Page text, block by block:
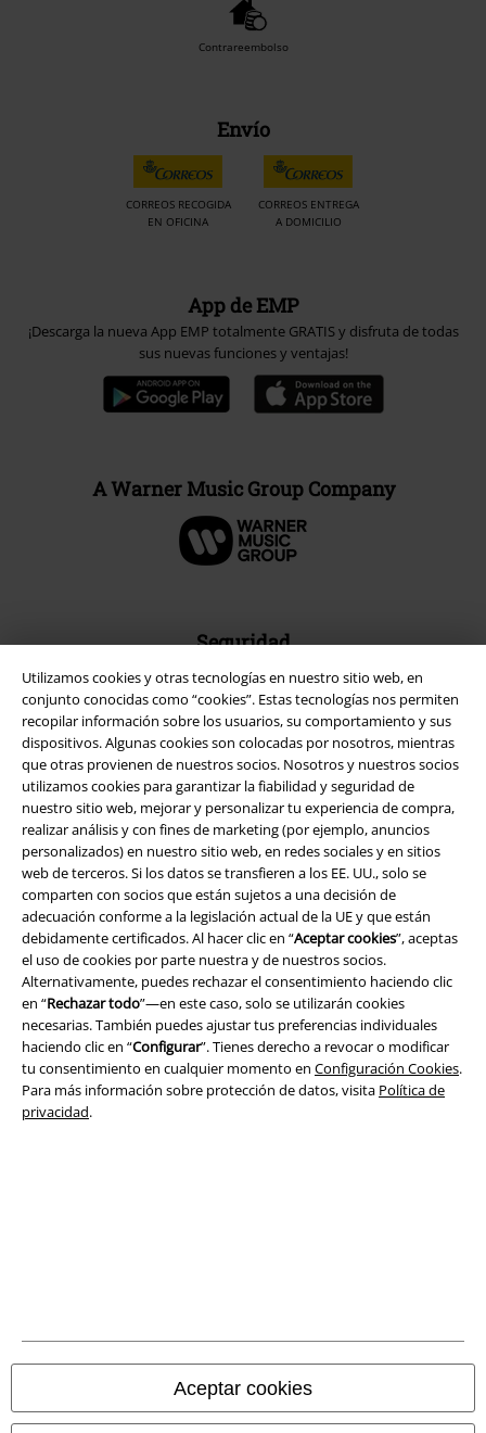
Utilizamos cookies y otras tecnologías en nuestro sitio web, en
conjunto conocidas como “cookies”. Estas tecnologías nos permiten
recopilar información sobre los usuarios, su comportamiento y sus
dispositivos. Algunas cookies son colocadas por nosotros, mientras
que otras provienen de nuestros socios. Nosotros y nuestros socios
utilizamos cookies para garantizar la fiabilidad y seguridad de
nuestro sitio web, mejorar y personalizar tu experiencia de compra,
realizar análisis y con fines de marketing (por ejemplo, anuncios
personalizados) en nuestro sitio web, en redes sociales y en sitios
web de terceros. Si los datos se transfieren a los EE. UU., solo se
comparten con socios que están sujetos a una decisión de
adecuación conforme a la legislación actual de la UE y que están
debidamente certificados. Al hacer clic en “Aceptar cookies”, aceptas
el uso de cookies por parte nuestra y de nuestros socios.
Alternativamente, puedes rechazar el consentimiento haciendo clic
en “Rechazar todo”—en este caso, solo se utilizarán cookies
necesarias. También puedes ajustar tus preferencias individuales
haciendo clic en “Configurar”. Tienes derecho a revocar o modificar
tu consentimiento en cualquier momento en Configuración Cookies.
Para más información sobre protección de datos, visita Política de
privacidad.
Aceptar cookies
Contrareembolso
Envío
CORREOS RECOGIDA
EN OFICINA
CORREOS ENTREGA
A DOMICILIO
App de EMP
¡Descarga la nueva App EMP totalmente GRATIS y disfruta de todas
sus nuevas funciones y ventajas!
A Warner Music Group Company
Seguridad
Legal
Términos y Condiciones
Aviso Legal
Ley protección de datos
Cancelar pedido
Todos los precios incluyen el IVA pero no losgastos de transporte
© 1986-2026 E.M.P. Merchandising HGmbH